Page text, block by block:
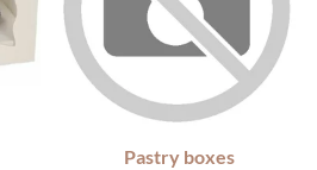
Pastry boxes